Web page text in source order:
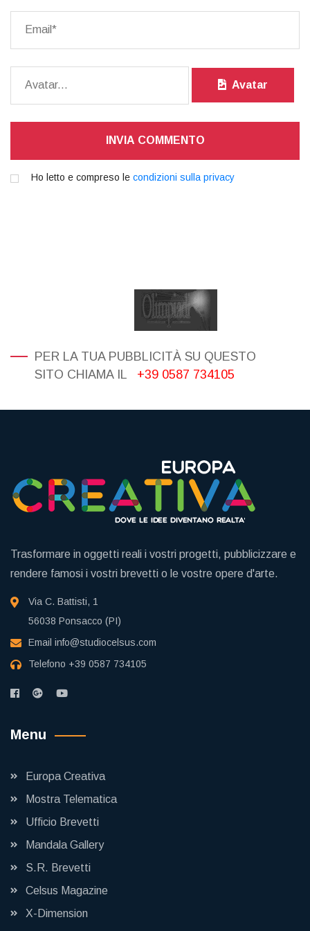
Avatar
INVIA COMMENTO
Ho letto e compreso le condizioni sulla privacy
PER LA TUA PUBBLICITÀ SU QUESTO
SITO CHIAMA IL
+39 0587 734105
Trasformare in oggetti reali i vostri progetti, pubblicizzare e
rendere famosi i vostri brevetti o le vostre opere d'arte.
Via C. Battisti, 1
56038 Ponsacco (PI)
Email info@studiocelsus.com
Telefono +39 0587 734105
Menu
Europa Creativa
Mostra Telematica
Ufficio Brevetti
Mandala Gallery
S.R. Brevetti
Celsus Magazine
X-Dimension